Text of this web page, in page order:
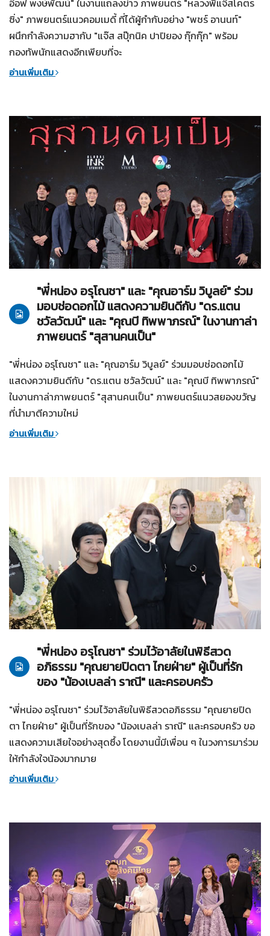
อ๊อฟ พงษ์พัฒน์" ในงานแถลงข่าว ภาพยนตร์ "หลวงพี่แจ๊สโคตร
ซิ่ง" ภาพยนตร์แนวคอมเมดี้ ที่ได้ผู้กำกับอย่าง "พชร์ อานนท์"
ผนึกกำลังความฮากับ "แจ๊ส สปุ๊กนิค ปาปิยอง กุ๊กกุ๊ก" พร้อม
กองทัพนักแสดงอีกเพียบที่จะ
อ่านเพิ่มเติม
23-04-2568 ทั่วไป
"พี่หน่อง อรุโณชา" และ "คุณอาร์ม วิบูลย์" ร่วม
มอบช่อดอกไม้ แสดงความยินดีกับ "ดร.แตน
ชวัลวัฒน์" และ "คุณบี ทิพพาภรณ์" ในงานกาล่า
ภาพยนตร์ "สุสานคนเป็น"
"พี่หน่อง อรุโณชา" และ "คุณอาร์ม วิบูลย์" ร่วมมอบช่อดอกไม้
แสดงความยินดีกับ "ดร.แตน ชวัลวัฒน์" และ "คุณบี ทิพพาภรณ์"
ในงานกาล่าภาพยนตร์ "สุสานคนเป็น" ภาพยนตร์แนวสยองขวัญ
ที่นำมาตีความใหม่
อ่านเพิ่มเติม
18-04-2568 ทั่วไป
"พี่หน่อง อรุโณชา" ร่วมไว้อาลัยในพิธีสวด
อภิธรรม "คุณยายปิดตา ไกยฝ่าย" ผู้เป็นที่รัก
ของ "น้องเบลล่า ราณี" และครอบครัว
"พี่หน่อง อรุโณชา" ร่วมไว้อาลัยในพิธีสวดอภิธรรม "คุณยายปิด
ตา ไกยฝ่าย" ผู้เป็นที่รักของ "น้องเบลล่า ราณี" และครอบครัว ขอ
แสดงความเสียใจอย่างสุดซึ้ง โดยงานนี้มีเพื่อน ๆ ในวงการมาร่วม
ให้กำลังใจน้องมากมาย
อ่านเพิ่มเติม